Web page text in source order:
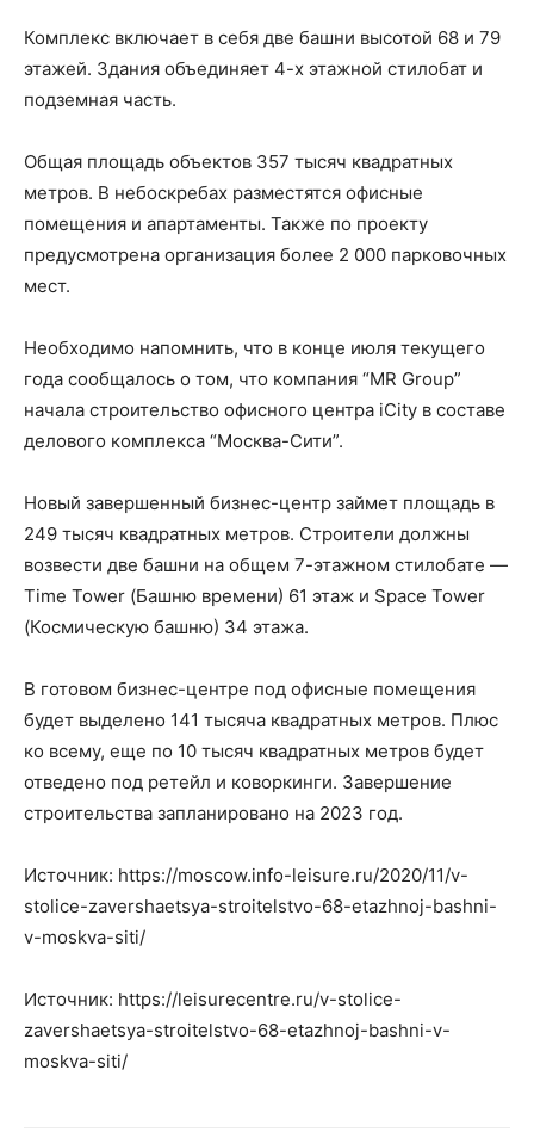
Комплекс включает в себя две башни высотой 68 и 79
этажей. Здания объединяет 4-х этажной стилобат и
подземная часть.
Общая площадь объектов 357 тысяч квадратных
метров. В небоскребах разместятся офисные
помещения и апартаменты. Также по проекту
предусмотрена организация более 2 000 парковочных
мест.
Необходимо напомнить, что в конце июля текущего
года сообщалось о том, что компания “MR Group”
начала строительство офисного центра iCity в составе
делового комплекса “Москва-Сити”.
Новый завершенный бизнес-центр займет площадь в
249 тысяч квадратных метров. Строители должны
возвести две башни на общем 7-этажном стилобате —
Time Tower (Башню времени) 61 этаж и Space Tower
(Космическую башню) 34 этажа.
В готовом бизнес-центре под офисные помещения
будет выделено 141 тысяча квадратных метров. Плюс
ко всему, еще по 10 тысяч квадратных метров будет
отведено под ретейл и коворкинги. Завершение
строительства запланировано на 2023 год.
Источник: https://moscow.info-leisure.ru/2020/11/v-
stolice-zavershaetsya-stroitelstvo-68-etazhnoj-bashni-
v-moskva-siti/
Источник: https://leisurecentre.ru/v-stolice-
zavershaetsya-stroitelstvo-68-etazhnoj-bashni-v-
moskva-siti/